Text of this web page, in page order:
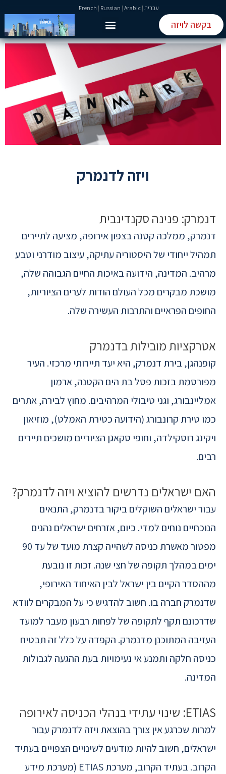
עברית |
French | Russian | Arabic
בקשה לויזה
ויזה לדנמרק
דנמרק: פנינה סקנדינבית
דנמרק, ממלכה קטנה בצפון אירופה, מציעה לתיירים
תמהיל ייחודי של היסטוריה עתיקה, עיצוב מודרני וטבע
מרהיב. המדינה, הידועה באיכות החיים הגבוהה שלה,
מושכת מבקרים מכל העולם הודות לערים הציוריות,
החופים הפראיים והתרבות העשירה שלה.
אטרקציות מובילות בדנמרק
קופנהגן, בירת דנמרק, היא יעד תיירותי מרכזי. העיר
מפורסמת בזכות פסל בת הים הקטנה, ארמון
אמליינבורג, וגני טיבולי המרהיבים. מחוץ לבירה, אתרים
כמו טירת קרונבורג (הידועה כטירת האמלט), מוזיאון
ויקינג רוסקילדה, וחופי סקאגן הציוריים מושכים תיירים
רבים.
האם ישראלים נדרשים להוציא ויזה לדנמרק?
עבור ישראלים השוקלים ביקור בדנמרק, התנאים
הנוכחיים נוחים למדי. כיום, אזרחים ישראלים נהנים
מפטור מאשרת כניסה לשהייה קצרת מועד של עד 90
ימים במהלך תקופה של חצי שנה. זכות זו נובעת
מההסדר הקיים בין ישראל לבין האיחוד האירופי,
שדנמרק חברה בו. חשוב להדגיש כי על המבקרים לוודא
שדרכונם תקף לתקופה של לפחות רבעון מעבר למועד
העזיבה המתוכנן מדנמרק. הקפדה על כלל זה תבטיח
כניסה חלקה ותמנע אי נעימויות בעת ההגעה לגבולות
המדינה.
ETIAS: שינוי עתידי בנהלי הכניסה לאירופה
למרות שכרגע אין צורך בהוצאת ויזה לדנמרק עבור
ישראלים, חשוב להיות מודעים לשינויים הצפויים בעתיד
הקרוב. בעתיד הקרוב, מערכת ETIAS (מערכת מידע